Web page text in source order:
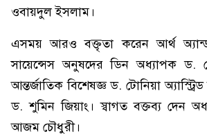
ওবায়দুল ইসলাম।
এসময় আরও বক্তৃতা করেন আর্থ অ্যান্ড
সায়েন্সেস অনুষদের ডিন অধ্যাপক ড.
আন্তর্জাতিক বিশেষজ্ঞ ড. টোনিয়া
ড. শুমিন জিয়াং। স্বাগত বক্তব্য দেন
আজম চৌধুরী।